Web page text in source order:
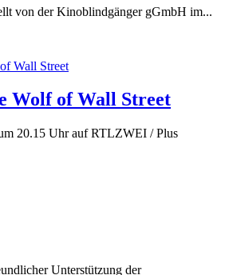
von der Kinoblindgänger gGmbH im...
Wolf of Wall Street
20.15 Uhr auf RTLZWEI / Plus
Unterstützung der